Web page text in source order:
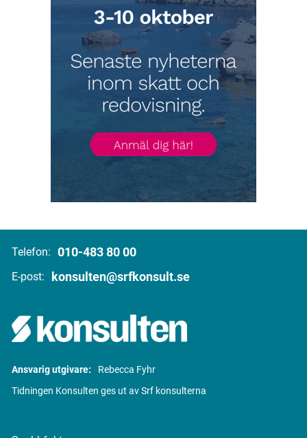
Telefon: 010-483 80 00
E-post: konsulten@srfkonsult.se
Ansvarig utgivare:
Rebecca Fyhr
Tidningen Konsulten ges ut av Srf konsulterna